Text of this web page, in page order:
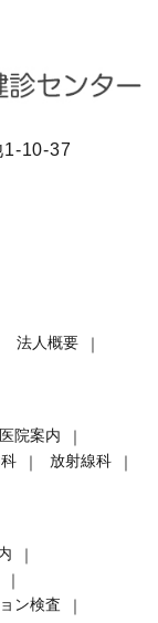
1-10-37
法人概要
医院案内
放射線科
ン検査